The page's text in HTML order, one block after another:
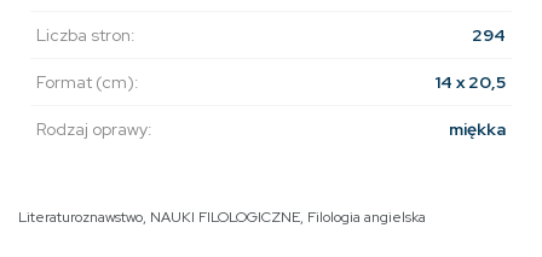
Liczba stron: 294
Format (cm): 14 x 20,5
Rodzaj oprawy: miękka
Literaturoznawstwo, NAUKI FILOLOGICZNE, Filologia angielska